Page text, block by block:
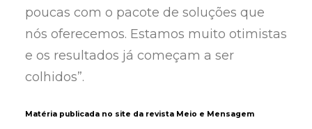
poucas com o pacote de soluções que
nós oferecemos. Estamos muito otimistas
e os resultados já começam a ser
colhidos”.
Matéria publicada no site da revista Meio e Mensagem